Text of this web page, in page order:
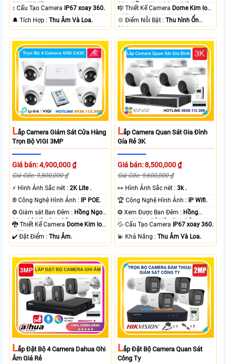
30m ONVIF.
↕️ Cấu Tạo Camera IP67 xoay 360.
️🔔 Tích Hợp :Thu Âm Và Loa.
20m Hồng Ngoại Smart IR.
🎼️ Thiết Kế Camera Dome Kim loại
+ Nhựa.
️💠 Điểm Nỗi Bật :Thu hình Ổn
Định.
LẮp Camera Giám Sát Cửa Hàng
Trọn Bộ VIGI 3MP
Giá bán: 4,900,000 ₫
Giá Gốc: 9,500,000 ₫
️⚡ Hình Ảnh Sắc nét :2K Lite .
®️ Công Nghệ Hình Ảnh :
IP POE.
❂ Giám sát Ban Đêm : Hồng Ngoại
30m Có Màu Ban Ðêm.
🐉️ Thiết Kế Camera Dome Kim loại
+ Nhựa.
️✔️ Đặt Điểm :Thu Âm.
LẮp Camera Quan Sát Gia Đình
Gía Rẻ 3K
Giá bán: 8,500,000 ₫
Giá Gốc: 9,600,000 ₫
️👀 Hình Ảnh Sắc nét :3k .
🏆 Công Nghệ Hình Ảnh :
IP Wifi.
❂ Xem Được Ban Đêm : Hồng
Ngoại 30m Có Màu Ban Ðêm.
💦 Cấu Tạo Camera
IP67 xoay 360.
️💫 Khả Năng :Thu Âm Và Loa.
LẮp Đặt Bộ 4 Camera Dahua Ghi
Âm Giá Rẻ
LẮp Đặt Bộ Camera Quan Sát
Công Ty